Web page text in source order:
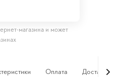
магазина и может
Оплата Доставка